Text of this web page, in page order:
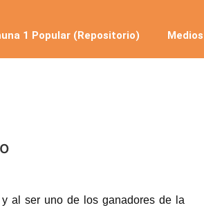
1 Popular (Repositorio) Medios
al ser uno de los ganadores de la